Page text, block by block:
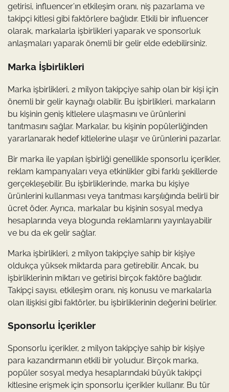
getirisi, influencer’ın etkileşim oranı, niş pazarlama ve
takipçi kitlesi gibi faktörlere bağlıdır. Etkili bir influencer
olarak, markalarla işbirlikleri yaparak ve sponsorluk
anlaşmaları yaparak önemli bir gelir elde edebilirsiniz.
Marka İşbirlikleri
Marka işbirlikleri, 2 milyon takipçiye sahip olan bir kişi için
önemli bir gelir kaynağı olabilir. Bu işbirlikleri, markaların
bu kişinin geniş kitlelere ulaşmasını ve ürünlerini
tanıtmasını sağlar. Markalar, bu kişinin popülerliğinden
yararlanarak hedef kitlelerine ulaşır ve ürünlerini pazarlar.
Bir marka ile yapılan işbirliği genellikle sponsorlu içerikler,
reklam kampanyaları veya etkinlikler gibi farklı şekillerde
gerçekleşebilir. Bu işbirliklerinde, marka bu kişiye
ürünlerini kullanması veya tanıtması karşılığında belirli bir
ücret öder. Ayrıca, markalar bu kişinin sosyal medya
hesaplarında veya blogunda reklamlarını yayınlayabilir
ve bu da ek gelir sağlar.
Marka işbirlikleri, 2 milyon takipçiye sahip bir kişiye
oldukça yüksek miktarda para getirebilir. Ancak, bu
işbirliklerinin miktarı ve getirisi birçok faktöre bağlıdır.
Takipçi sayısı, etkileşim oranı, niş konusu ve markalarla
olan ilişkisi gibi faktörler, bu işbirliklerinin değerini belirler.
Sponsorlu İçerikler
Sponsorlu içerikler, 2 milyon takipçiye sahip bir kişiye
para kazandırmanın etkili bir yoludur. Birçok marka,
popüler sosyal medya hesaplarındaki büyük takipçi
kitlesine erişmek için sponsorlu içerikler kullanır. Bu tür